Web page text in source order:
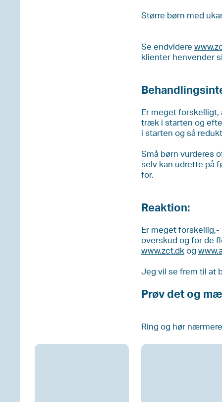
Større børn med
Se endvidere
klienter henvender
Er meget
træk i starten og
i starten og så
Små børn vurderes
selv kan udrette på
for.
Reaktion:
Er meget
overskud og for de
www.zct.dkog
Jeg vil se frem til at
Prøv det og
Ring og hør